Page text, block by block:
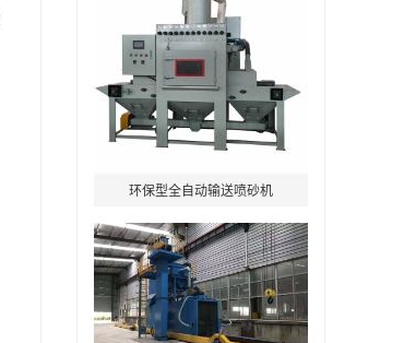
环保型全自动输送喷砂机